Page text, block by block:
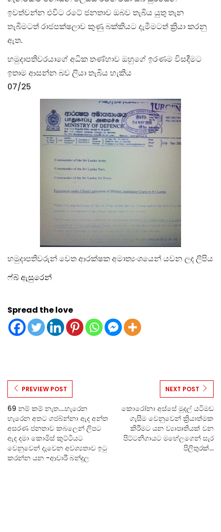
ඉවත්වන්න එවිට රටේ ජනතාව ඔබව තැබිය යුතු තැන
තැබීමටත් රාජපක්ෂලාව කුණු බක්කියට දැමීමටත් ක්‍රියා කරනු
ඇත.
හමුදාපතිවරයාගේ අධික තණ්හාව ඔහුගේ ඉරණම විසදීමට
ඉතාම ආසන්න බව ලියා තැබිය හැකිය
07/25
හමුදාපතිවරුන් වෙත ආරක්ෂක අමාත්‍යංශයෙන් යවන ලද ලිපිය
ෆ්බ් ඇසුරෙන්
Spread the love
PREVIEW POST
69 නම් කම් නැත....හැරෙන
හැරෙන අතට ගජබ්න්නා ඇද අන්ත
අසරණ ජනතාව කබලෙන් ලිපට
ඇද දමා කොමිස් කුට්ටියට
වෙනුවෙන් දැවෙන අවශ්‍යතාව ඉටු
කරන්න යන -ආචාරී බන්දුල
NEXT POST
කොරෝනා අස්සේ මුදල් යටිමඩ
ගැසීම වෙනුවෙන් ක්‍රියාත්මක
කිරීමට යන ව්‍යාපෘතියක් වන
පිට්ටනිගායට මහේලගෙන් සැර
පිලිතුරක්...